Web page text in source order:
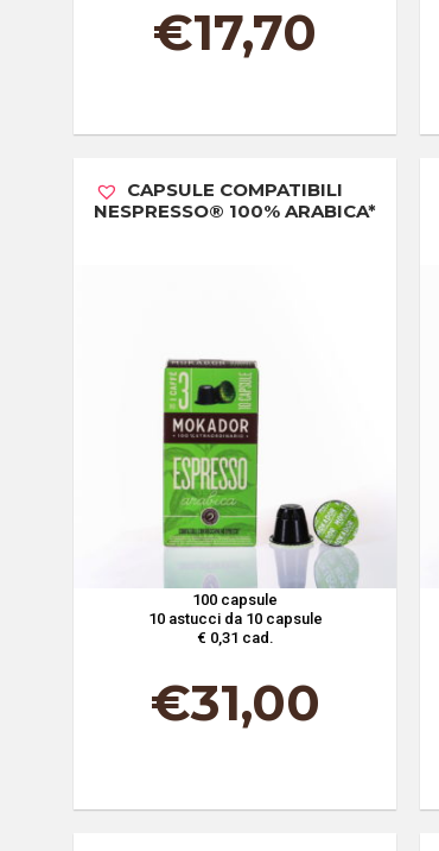
€17,70
CAPSULE COMPATIBILI
NESPRESSO® 100% ARABICA*
100 capsule
10 astucci da 10 capsule
€ 0,31 cad.
€31,00